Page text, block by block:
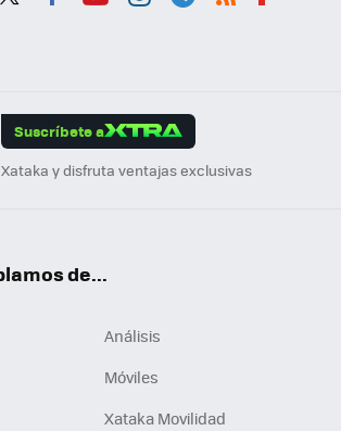
Suscríbete a
y disfruta ventajas exclusivas
de...
Análisis
Móviles
Xataka Movilidad